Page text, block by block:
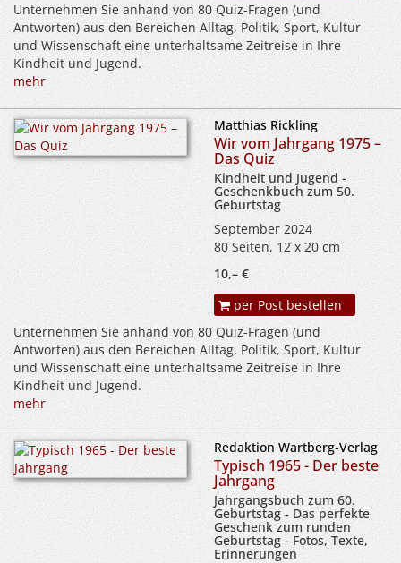
Unternehmen Sie anhand von 80 Quiz-Fragen (und
Antworten) aus den Bereichen Alltag, Politik, Sport, Kultur
und Wissenschaft eine unterhaltsame Zeitreise in Ihre
Kindheit und Jugend.
mehr
Matthias Rickling
Wir vom Jahrgang 1975 –
Das Quiz
Kindheit und Jugend -
Geschenkbuch zum 50.
Geburtstag
September 2024
80 Seiten, 12 x 20 cm
10,– €
per Post bestellen
Unternehmen Sie anhand von 80 Quiz-Fragen (und
Antworten) aus den Bereichen Alltag, Politik, Sport, Kultur
und Wissenschaft eine unterhaltsame Zeitreise in Ihre
Kindheit und Jugend.
mehr
Redaktion Wartberg-Verlag
Typisch 1965 - Der beste
Jahrgang
Jahrgangsbuch zum 60.
Geburtstag - Das perfekte
Geschenk zum runden
Geburtstag - Fotos, Texte,
Erinnerungen